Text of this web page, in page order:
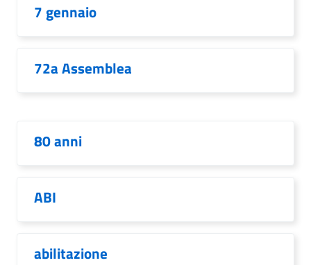
7 gennaio
72a Assemblea
80 anni
ABI
abilitazione